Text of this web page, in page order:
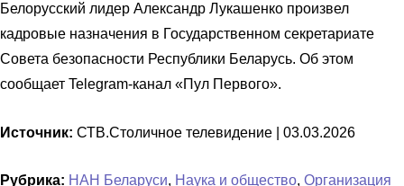
Белорусский лидер Александр Лукашенко произвел
кадровые назначения в Государственном секретариате
Совета безопасности Республики Беларусь. Об этом
сообщает Telegram-канал «Пул Первого».
Источник: СТВ.Столичное телевидение | 03.03.2026
Рубрика: НАН Беларуси, Наука и общество, Организация